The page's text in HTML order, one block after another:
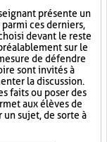
présente un
ces derniers,
devant le reste
sur le
de défendre
sont invités à
la discussion.
faits ou poser des
aux élèves de
sujet, de sorte à